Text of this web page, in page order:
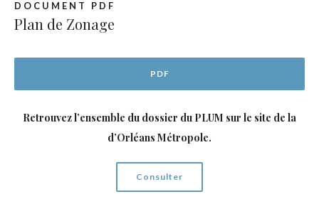
DOCUMENT PDF
Plan de Zonage
PDF
Retrouvez l’ensemble du dossier du PLUM sur le site de la
d’Orléans Métropole.
Consulter